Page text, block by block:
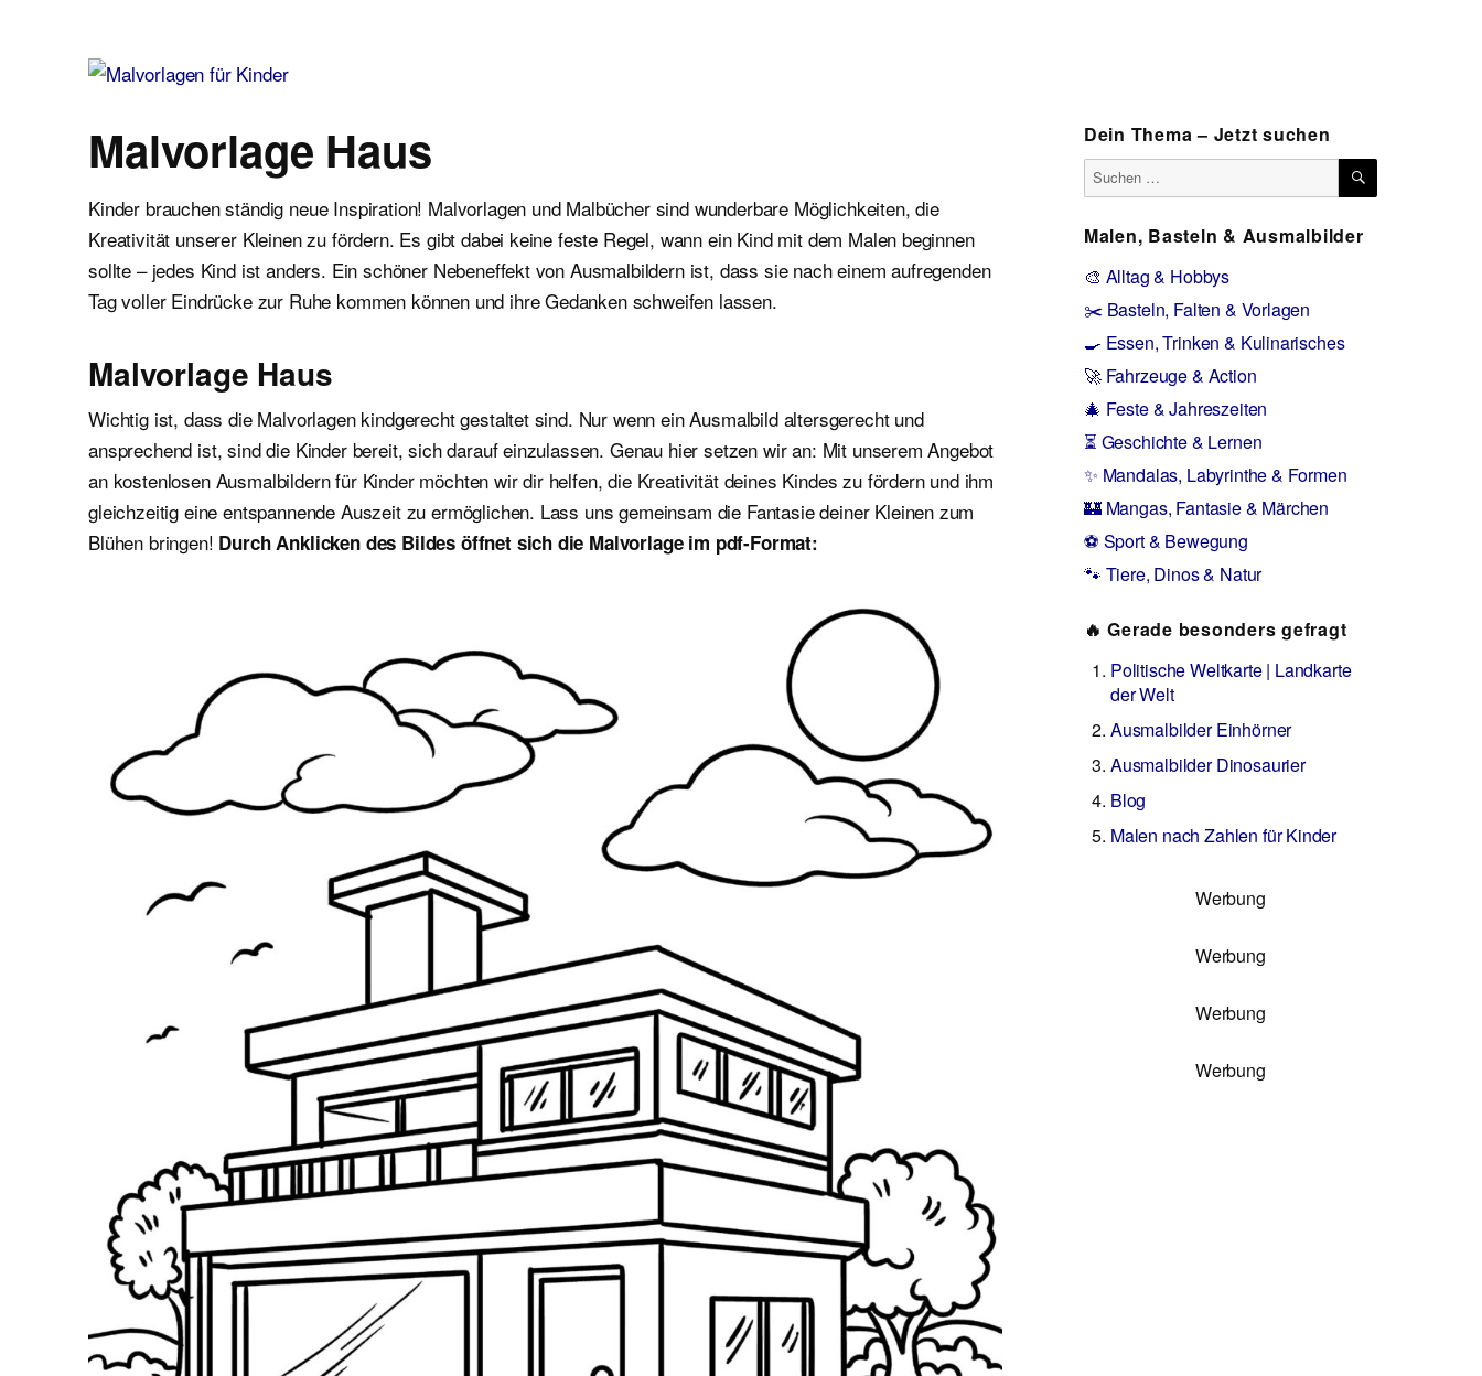
Malvorlage Haus
Kinder brauchen ständig neue Inspiration! Malvorlagen und Malbücher sind wunderbare Möglichkeiten, die
Kreativität unserer Kleinen zu fördern. Es gibt dabei keine feste Regel, wann ein Kind mit dem Malen beginnen
sollte – jedes Kind ist anders. Ein schöner Nebeneffekt von Ausmalbildern ist, dass sie nach einem aufregenden
Tag voller Eindrücke zur Ruhe kommen können und ihre Gedanken schweifen lassen.
Malvorlage Haus
Wichtig ist, dass die Malvorlagen kindgerecht gestaltet sind. Nur wenn ein Ausmalbild altersgerecht und
ansprechend ist, sind die Kinder bereit, sich darauf einzulassen. Genau hier setzen wir an: Mit unserem Angebot
an kostenlosen Ausmalbildern für Kinder möchten wir dir helfen, die Kreativität deines Kindes zu fördern und ihm
gleichzeitig eine entspannende Auszeit zu ermöglichen. Lass uns gemeinsam die Fantasie deiner Kleinen zum
Blühen bringen! Durch Anklicken des Bildes öffnet sich die Malvorlage im pdf-Format:
Dein Thema – Jetzt suchen
Suchen
nach:
SUCHEN
Malen, Basteln & Ausmalbilder
🎨 Alltag & Hobbys
✂️ Basteln, Falten & Vorlagen
🍳 Essen, Trinken & Kulinarisches
🚀 Fahrzeuge & Action
🎄 Feste & Jahreszeiten
⏳ Geschichte & Lernen
✨ Mandalas, Labyrinthe & Formen
🏰 Mangas, Fantasie & Märchen
⚽ Sport & Bewegung
🐾 Tiere, Dinos & Natur
🔥 Gerade besonders gefragt
Politische Weltkarte | Landkarte
der Welt
Ausmalbilder Einhörner
Ausmalbilder Dinosaurier
Blog
Malen nach Zahlen für Kinder
Werbung
Werbung
Werbung
Werbung